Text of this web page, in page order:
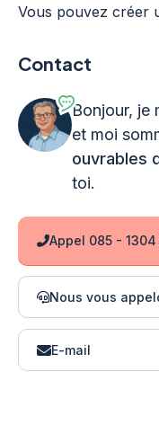
Vous pouvez créer
Contact
Bonjour, je
et moi
ouvrables
toi.
Appel 085 - 1304
Nous vous
E-mail